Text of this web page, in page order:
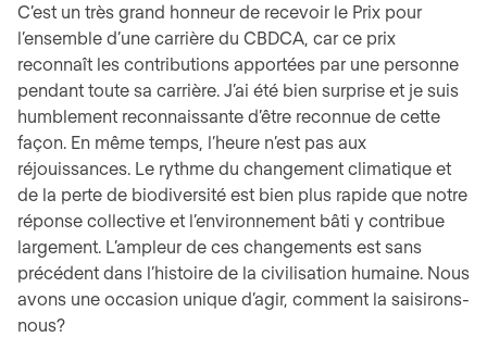
C’est un très grand honneur de recevoir le Prix pour
l’ensemble d’une carrière du CBDCA, car ce prix
reconnaît les contributions apportées par une personne
pendant toute sa carrière. J’ai été bien surprise et je suis
humblement reconnaissante d’être reconnue de cette
façon. En même temps, l’heure n’est pas aux
réjouissances. Le rythme du changement climatique et
de la perte de biodiversité est bien plus rapide que notre
réponse collective et l’environnement bâti y contribue
largement. L’ampleur de ces changements est sans
précédent dans l’histoire de la civilisation humaine. Nous
avons une occasion unique d’agir, comment la saisirons-
nous?